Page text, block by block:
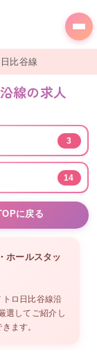
比谷線
線の求人
3
14
に戻る
ホールスタッ
トロ日比谷線沿
選してご紹介し
ます。